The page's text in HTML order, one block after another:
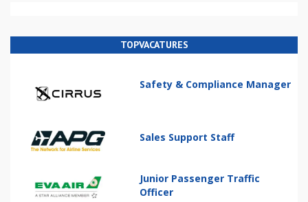
TOPVACATURES
Safety & Compliance Manager
Sales Support Staff
Junior Passenger Traffic
Officer